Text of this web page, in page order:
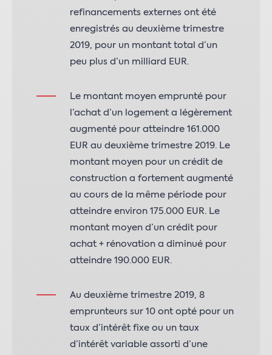
refinancements externes ont été
enregistrés au deuxième trimestre
2019, pour un montant total d’un
peu plus d’un milliard EUR.
Le montant moyen emprunté pour
l’achat d’un logement a légèrement
augmenté pour atteindre 161.000
EUR au deuxième trimestre 2019. Le
montant moyen pour un crédit de
construction a fortement augmenté
au cours de la même période pour
atteindre environ 175.000 EUR. Le
montant moyen d’un crédit pour
achat + rénovation a diminué pour
atteindre 190.000 EUR.
Au deuxième trimestre 2019, 8
emprunteurs sur 10 ont opté pour un
taux d’intérêt fixe ou un taux
d’intérêt variable assorti d’une